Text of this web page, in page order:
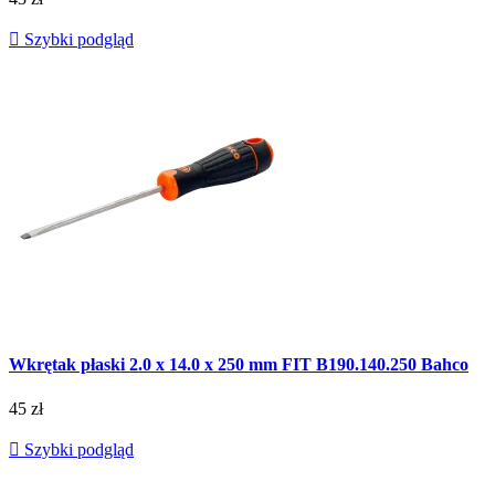
 Szybki podgląd
Wkrętak płaski 2.0 x 14.0 x 250 mm FIT B190.140.250 Bahco
45 zł
 Szybki podgląd